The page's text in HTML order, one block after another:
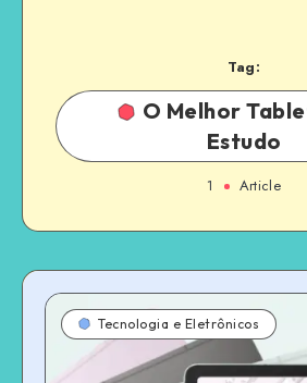
Tag:
O Melhor
Estudo
1 Article
Tecnologia e Eletrônicos